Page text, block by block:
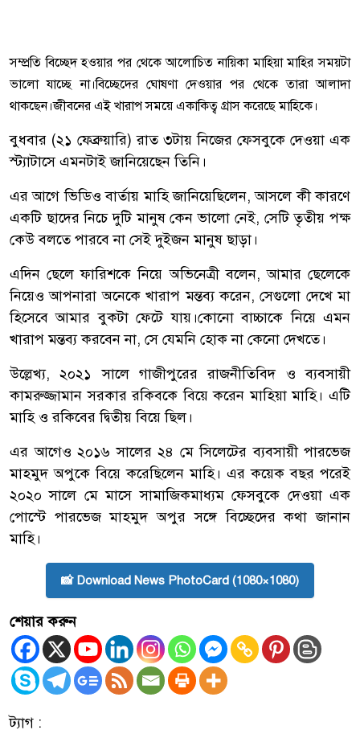
সম্প্রতি বিচ্ছেদ হওয়ার পর থেকে আলোচিত নায়িকা মাহিয়া মাহির সময়টা
ভালো যাচ্ছে না।বিচ্ছেদের ঘোষণা দেওয়ার পর থেকে তারা আলাদা
থাকছেন।জীবনের এই খারাপ সময়ে একাকিত্ব গ্রাস করেছে মাহিকে।
বুধবার (২১ ফেব্রুয়ারি) রাত ৩টায় নিজের ফেসবুকে দেওয়া এক
স্ট্যাটাসে এমনটাই জানিয়েছেন তিনি।
এর আগে ভিডিও বার্তায় মাহি জানিয়েছিলেন, আসলে কী কারণে
একটি ছাদের নিচে দুটি মানুষ কেন ভালো নেই, সেটি তৃতীয় পক্ষ
কেউ বলতে পারবে না সেই দুইজন মানুষ ছাড়া।
এদিন ছেলে ফারিশকে নিয়ে অভিনেত্রী বলেন, আমার ছেলেকে
নিয়েও আপনারা অনেকে খারাপ মন্তব্য করেন, সেগুলো দেখে মা
হিসেবে আমার বুকটা ফেটে যায়।কোনো বাচ্চাকে নিয়ে এমন
খারাপ মন্তব্য করবেন না, সে যেমনি হোক না কেনো দেখতে।
উল্লেখ্য, ২০২১ সালে গাজীপুরের রাজনীতিবিদ ও ব্যবসায়ী
কামরুজ্জামান সরকার রকিবকে বিয়ে করেন মাহিয়া মাহি। এটি
মাহি ও রকিবের দ্বিতীয় বিয়ে ছিল।
এর আগেও ২০১৬ সালের ২৪ মে সিলেটের ব্যবসায়ী পারভেজ
মাহমুদ অপুকে বিয়ে করেছিলেন মাহি। এর কয়েক বছর পরেই
২০২০ সালে মে মাসে সামাজিকমাধ্যম ফেসবুকে দেওয়া এক
পোস্টে পারভেজ মাহমুদ অপুর সঙ্গে বিচ্ছেদের কথা জানান
মাহি।
📸 Download News PhotoCard (1080×1080)
শেয়ার করুন
ট্যাগ :